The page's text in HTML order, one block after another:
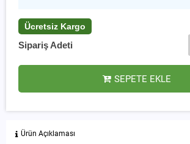
Ücretsiz Kargo
Sipariş Adeti
SEPETE EKLE
Ürün Açıklaması